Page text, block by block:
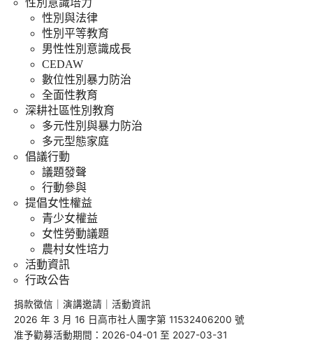
性別意識培力
性別與法律
性別平等教育
男性性別意識成長
CEDAW
數位性別暴力防治
全面性教育
深耕社區性別教育
多元性別與暴力防治
多元型態家庭
倡議行動
議題發聲
行動參與
提倡女性權益
青少女權益
女性勞動議題
農村女性培力
活動資訊
行政公告
捐款徵信 ｜ 演講邀請 ｜ 活動資訊
2026 年 3 月 16 日高市社人團字第 11532406200 號
准予勸募活動期間：2026-04-01 至 2027-03-31